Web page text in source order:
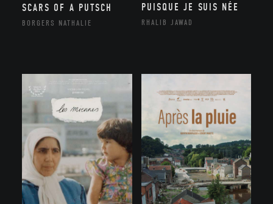
SCARS OF A PUTSCH
BORGERS NATHALIE
PUISQUE JE SUIS NÉE
RHALIB JAWAD